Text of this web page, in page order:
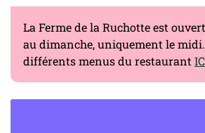
La Ferme de la Ruchotte est
au dimanche, uniquement le
différents menus du restaurant